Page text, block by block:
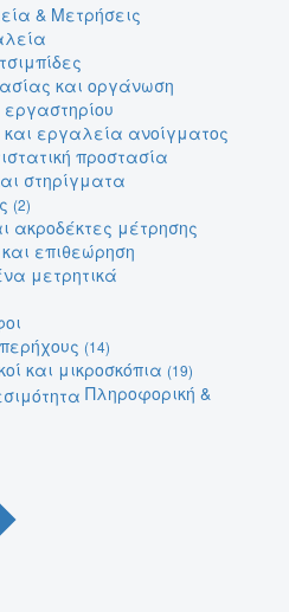
& Μετρήσεις
και οργάνωση
και εργαλεία ανοίγματος
προστασία
στηρίγματα
(2)
ακροδέκτες μέτρησης
επιθεώρηση
μετρητικά
(14)
και μικροσκόπια (19)
Πληροφορική &